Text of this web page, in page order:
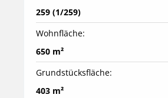
259 (1/259)
Wohnfläche:
650 m²
Grundstücksfläche:
403 m²